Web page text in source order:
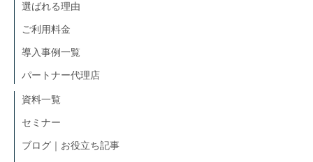
選ばれる理由
ご利用料金
導入事例一覧
パートナー代理店
資料一覧
セミナー
ブログ｜お役立ち記事